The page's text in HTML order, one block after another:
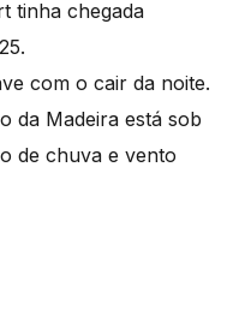
tinha chegada
com o cair da noite.
da Madeira está sob
de chuva e vento